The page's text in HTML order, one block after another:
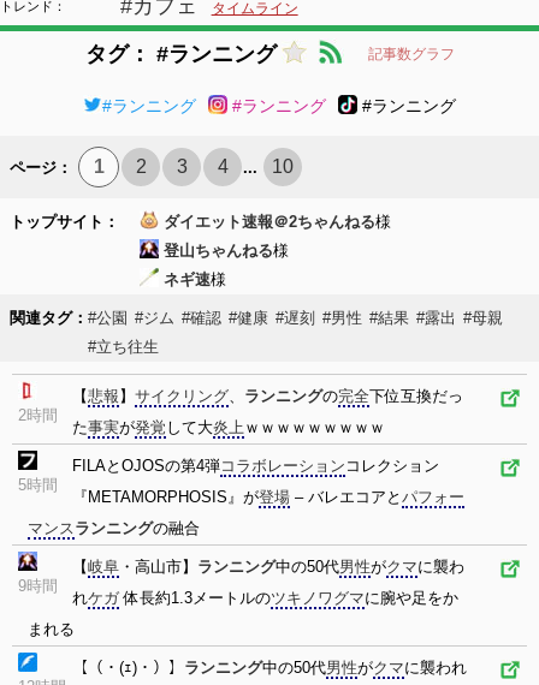
#カフェ タイムライン
トレンド：
タグ： #ランニング 記事数グラフ
#ランニング #ランニング #ランニング
ページ： 1 2 3 4 ... 10
トップサイト： ダイエット速報＠2ちゃんねる様
登山ちゃんねる様
ネギ速様
関連タグ： #公園 #ジム #確認 #健康 #遅刻 #男性 #結果 #露出 #母親
#立ち往生
2時間
【悲報 】 サイクリング、 ランニングの完全下位互換だっ
た事実が発覚 して大炎上ｗｗｗｗｗｗｗｗｗ
5時間
FILAとOJOSの第4弾コラボレーション コレクション
『METAMORPHOSIS』が登場 – バレエコアと パフォー
マンスランニングの融合
9時間
【岐阜 ・高山市】 ランニング中の50代男性がクマに襲わ
れケガ体長約1.3メートルのツキノワグマに腕や足をか
まれる
【（・(ｪ)・）】 ランニング中の50代男性がクマに襲われ